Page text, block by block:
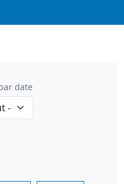
date